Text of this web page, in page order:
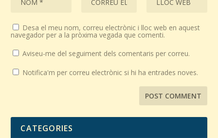
Desa el meu nom, correu electrònic i lloc web en aquest
navegador per a la pròxima vegada que comenti.
Aviseu-me del seguiment dels comentaris per correu.
Notifica'm per correu electrònic si hi ha entrades noves.
CATEGORIES